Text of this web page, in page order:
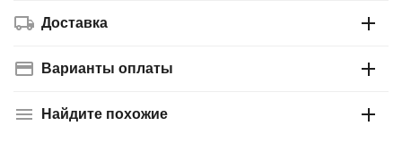
Доставка
Варианты оплаты
Найдите похожие